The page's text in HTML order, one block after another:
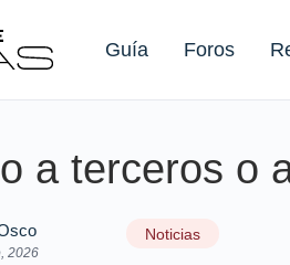
Guía Foros
a terceros o
2026
Noticias